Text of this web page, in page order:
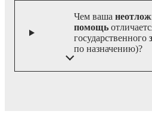
Чем ваша
помощь
государственного
по назначению)?